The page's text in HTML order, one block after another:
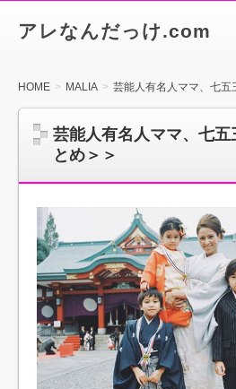
アレなんだっけ.com
HOME MALIA 芸能人有名人ママ、七五
芸能人有名人ママ、七五
とめ＞＞